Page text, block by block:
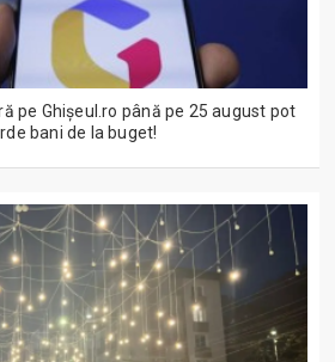
pe Ghişeul.ro până pe 25 august pot
bani de la buget!